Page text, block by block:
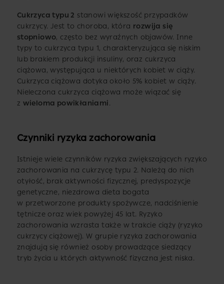
Cukrzyca typu 2 stanowi większość przypadków
cukrzycy. Jest to choroba, która rozwija się
stopniowo, często bez wyraźnych objawów. Inne
typy to cukrzyca typu 1, charakteryzująca się niskim
lub brakiem produkcji insuliny, oraz cukrzyca
ciążowa, występująca u niektórych kobiet w ciąży.
Cukrzyca ciążowa dotyka około 5% kobiet w ciąży.
Nieleczona cukrzyca ciążowa może wiązać się
z wieloma powikłaniami.
Czynniki ryzyka zachorowania
Istnieje wiele czynników ryzyka zwiększających ryzyko
zachorowania na cukrzycę typu 2. Należą do nich
otyłość, brak aktywności fizycznej, predyspozycje
genetyczne, niezdrowa dieta bogata
w przetworzone produkty spożywcze, nadciśnienie
tętnicze oraz wiek powyżej 45 lat. Ryzyko
zachorowania wzrasta także w trakcie ciąży (ryzyko
cukrzycy ciążowej). W grupie ryzyka zachorowania
znajdują się również osoby prowadzące siedzący
tryb życia u których aktywność fizyczna jest niska.